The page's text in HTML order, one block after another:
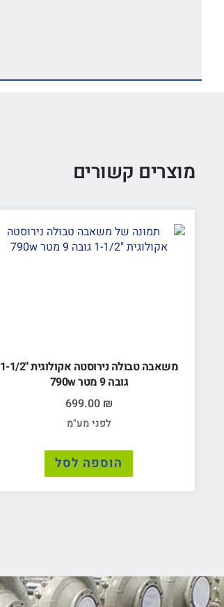
מוצרים קשורים
משאבה טבולה נירוסטה אקולוגית "1-1/2
גובה 9 מטר 790w
699.00 ₪
לפני מע"מ
הוספה לסל